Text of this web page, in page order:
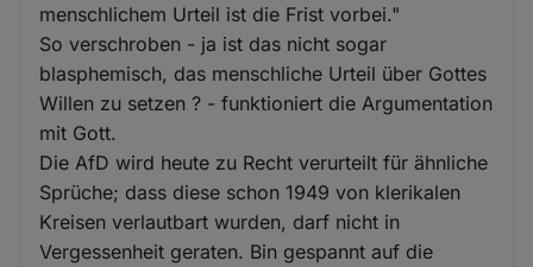
menschlichem Urteil ist die Frist vorbei."
So verschroben - ja ist das nicht sogar
blasphemisch, das menschliche Urteil über Gottes
Willen zu setzen ? - funktioniert die Argumentation
mit Gott.
Die AfD wird heute zu Recht verurteilt für ähnliche
Sprüche; dass diese schon 1949 von klerikalen
Kreisen verlautbart wurden, darf nicht in
Vergessenheit geraten. Bin gespannt auf die